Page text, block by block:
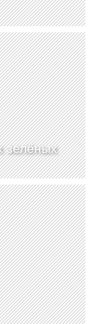
зелёных